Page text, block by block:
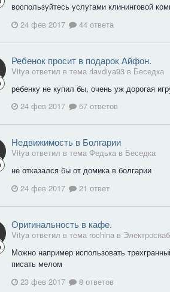
воспользуйтесь услугами клининговой
24 фев 2017
44 ответа
Ребенок просит в подарок Айфон.
Vitya ответил в тема rlavdiya93 в Беседка
ребенку не купил бы, очень уж дорогая
24 фев 2017
57 ответов
Недвижимость в Болгарии
Vitya ответил в тема Федька в Беседка
не отказался бы от домика в болгарии
24 фев 2017
21 ответ
Оригинальность в кафе.
Vitya ответил в тема rochina в
Можно например использовать
писать мелом
23 фев 2017
8 ответов